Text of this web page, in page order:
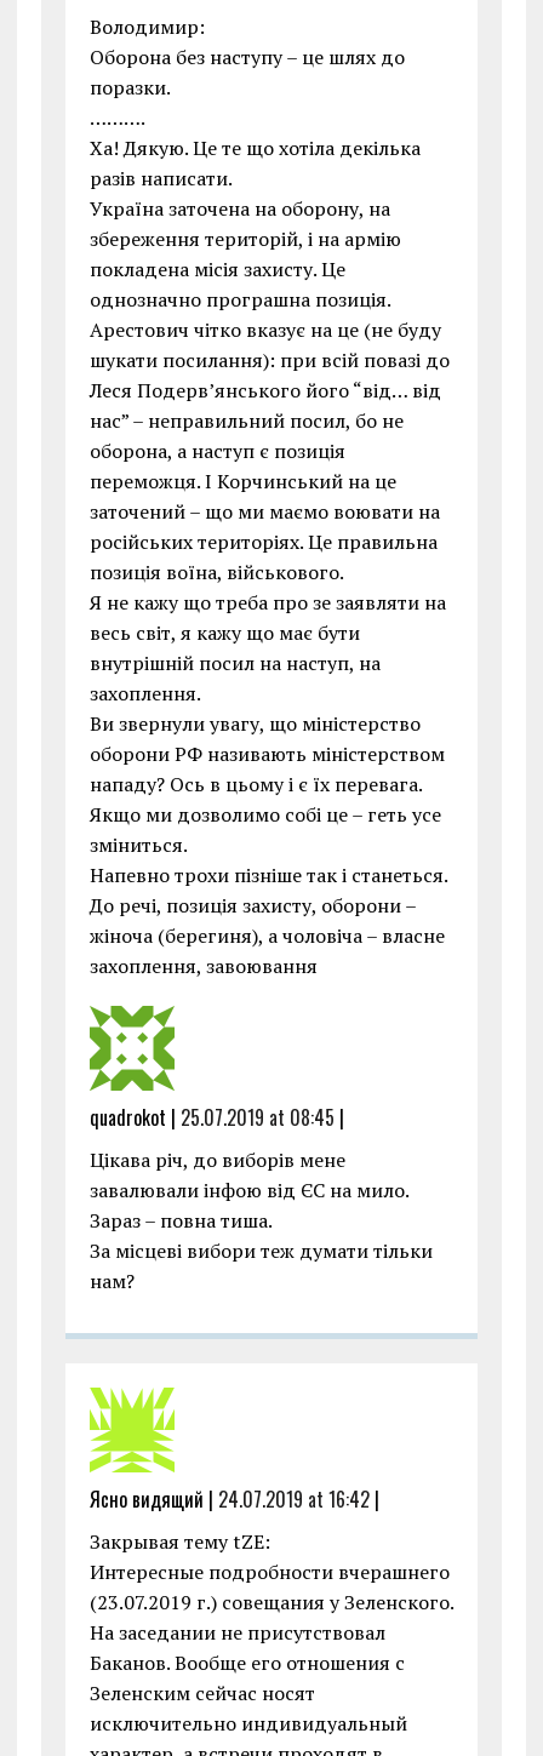
Володимир:
Оборона без наступу – це шлях до
поразки.
……….
Ха! Дякую. Це те що хотіла декілька
разів написати.
Україна заточена на оборону, на
збереження територій, і на армію
покладена місія захисту. Це
однозначно програшна позиція.
Арестович чітко вказує на це (не буду
шукати посилання): при всій повазі до
Леся Подерв’янського його “від… від
нас” – неправильний посил, бо не
оборона, а наступ є позиція
переможця. І Корчинський на це
заточений – що ми маємо воювати на
російських територіях. Це правильна
позиція воїна, військового.
Я не кажу що треба про зе заявляти на
весь світ, я кажу що має бути
внутрішній посил на наступ, на
захоплення.
Ви звернули увагу, що міністерство
оборони РФ називають міністерством
нападу? Ось в цьому і є їх перевага.
Якщо ми дозволимо собі це – геть усе
зміниться.
Напевно трохи пізніше так і станеться.
До речі, позиція захисту, оборони –
жіноча (берегиня), а чоловіча – власне
захоплення, завоювання
quadrokot | 25.07.2019 at 08:45 |
Цікава річ, до виборів мене
завалювали інфою від ЄС на мило.
Зараз – повна тиша.
За місцеві вибори теж думати тільки
нам?
Ясно видящий | 24.07.2019 at 16:42|
Закрывая тему tZE:
Интересные подробности вчерашнего
(23.07.2019 г.) совещания у Зеленского.
На заседании не присутствовал
Баканов. Вообще его отношения с
Зеленским сейчас носят
исключительно индивидуальный